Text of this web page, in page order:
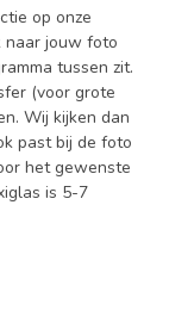
op onze
naar jouw foto
tussen zit.
(voor grote
Wij kijken dan
past bij de foto
het gewenste
is 5-7